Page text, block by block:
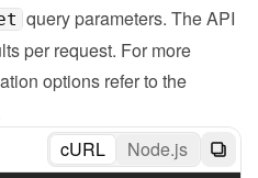
query parameters. The API
per request. For more
options refer to the
cURL Node.js